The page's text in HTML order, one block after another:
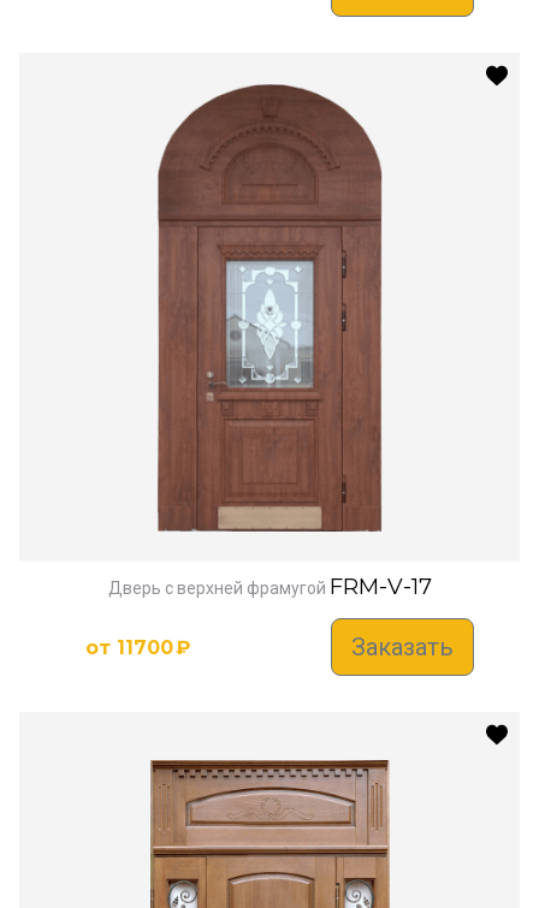
Дверь с верхней фрамугой FRM-V-17
от 11700₽ Заказать